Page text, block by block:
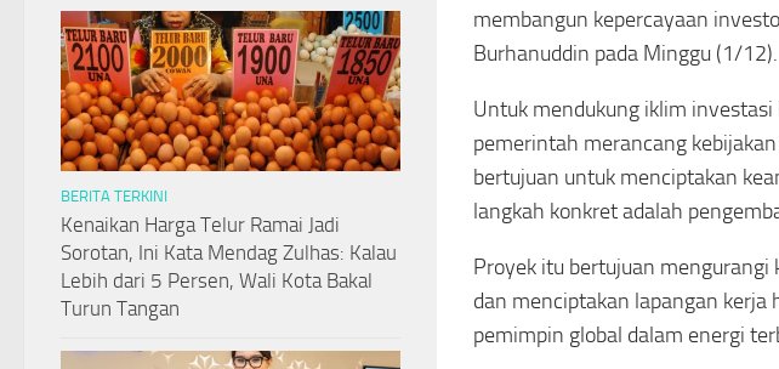
membangun kepercayaan
Burhanuddin pada Minggu (1/12).
Untuk mendukung iklim
pemerintah merancang
bertujuan untuk menciptakan
langkah konkret adalah
Proyek itu bertujuan
dan menciptakan lapangan kerja
pemimpin global dalam energi
BERITA TERKINI
Kenaikan Harga Telur Ramai Jadi
Sorotan, Ini Kata Mendag Zulhas: Kalau
Lebih dari 5 Persen, Wali Kota Bakal
Turun Tangan